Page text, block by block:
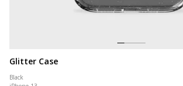
Glitter Case
Black